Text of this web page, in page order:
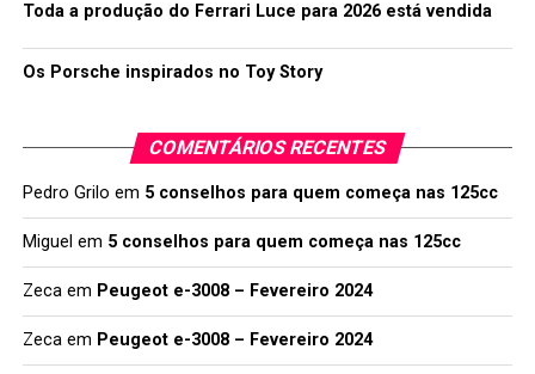
Toda a produção do Ferrari Luce para 2026 está vendida
Os Porsche inspirados no Toy Story
COMENTÁRIOS RECENTES
Pedro Grilo em 5 conselhos para quem começa nas 125cc
Miguel em 5 conselhos para quem começa nas 125cc
Zecaem Peugeot e-3008 – Fevereiro 2024
Zecaem Peugeot e-3008 – Fevereiro 2024